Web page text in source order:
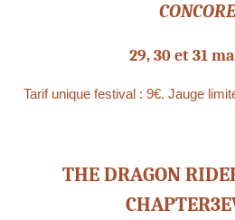
29, 30 et 31
Tarif unique festival : 9€. Jauge
THE DRAGON